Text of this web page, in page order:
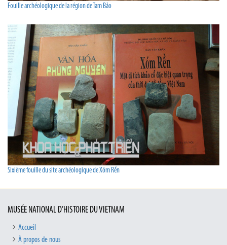
Fouille archéologique de la région de Tam Bảo
Sixième fouille du site archéologique de Xóm Rền
MUSÉE NATIONAL D’HISTOIRE DU VIETNAM
Accueil
À propos de nous